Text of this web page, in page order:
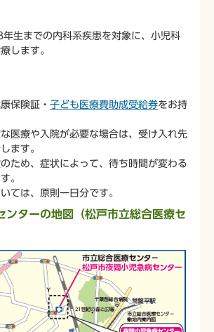
生までの内科系疾患を対象に、小児科
します。
保険証・ 子ども医療費助成受給券をお持
医療や入院が必要な場合は、受け入れ先
ます。
ため、症状によって、待ち時間が変わる
。
ては、原則一日分です。
ンターの地図（松戸市立総合医療セ